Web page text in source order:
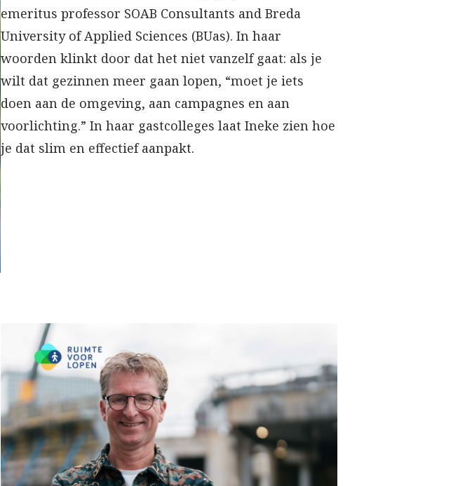
emeritus professor SOAB Consultants and Breda
University of Applied Sciences (BUas). In haar
woorden klinkt door dat het niet vanzelf gaat: als je
wilt dat gezinnen meer gaan lopen, “moet je iets
doen aan de omgeving, aan campagnes en aan
voorlichting.” In haar gastcolleges laat Ineke zien hoe
je dat slim en effectief aanpakt.